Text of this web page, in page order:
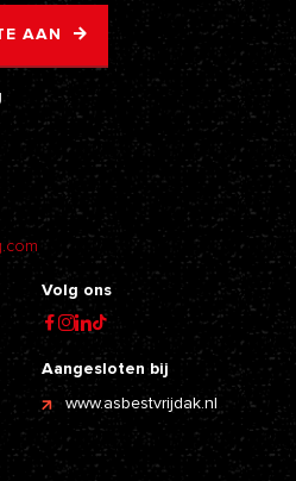
AAN
Volg ons
Aangesloten bij
www.asbestvrijdak.nl